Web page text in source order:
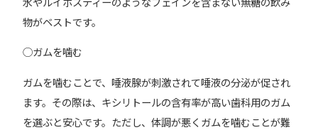
物がベストです。
◯ガムを噛む
ガムを噛むことで、唾液腺が刺激されて唾液の分泌が促され
ます。その際は、キシリトールの含有率が高い歯科用のガム
を選ぶと安心です。ただし、体調が悪くガムを噛むことが難